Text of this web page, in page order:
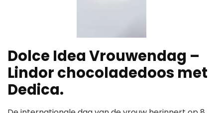
Dolce Idea Vrouwendag –
Lindor chocoladedoos met
Dedica.